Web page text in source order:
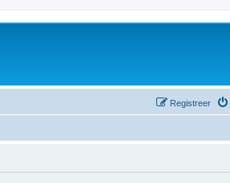
Registreer